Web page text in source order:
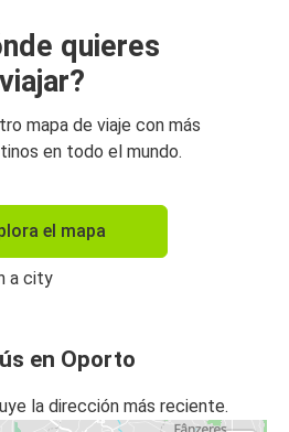
quieres
viajar?
mapa de viaje con más
en todo el mundo.
el mapa
en Oporto
la dirección más reciente.